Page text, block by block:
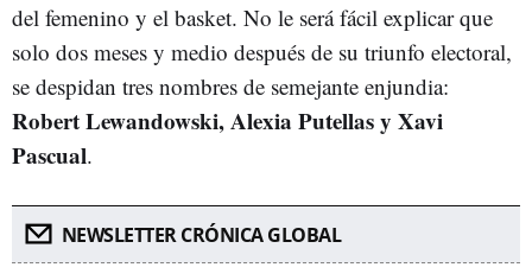
del femenino y el basket. No le será fácil explicar que
solo dos meses y medio después de su triunfo electoral,
se despidan tres nombres de semejante enjundia:
Robert Lewandowski, Alexia Putellas y Xavi
Pascual.
NEWSLETTER CRÓNICA GLOBAL